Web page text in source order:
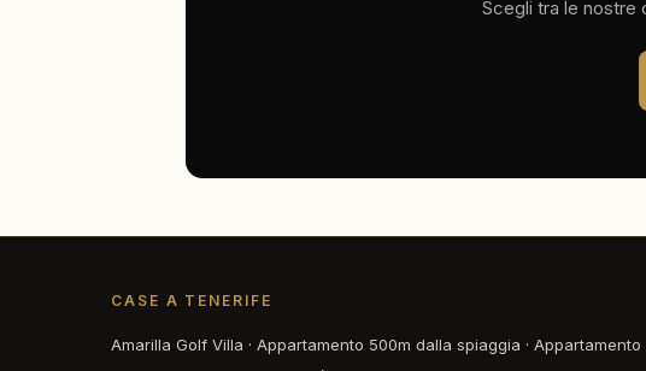
Scegli tra le nostre
CASE A TENERIFE
Amarilla Golf Villa · Appartamento 500m dalla spiaggia · Appartamento